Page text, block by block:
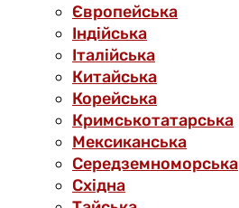
Європейська
Індійська
Італійська
Китайська
Корейська
Кримськотатарська
Мексиканська
Середземноморська
Східна